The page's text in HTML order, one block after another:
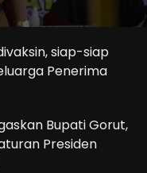
siap-siap
Penerima
Bupati Gorut,
Presiden